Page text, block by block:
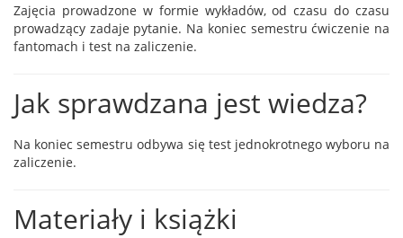
Zajęcia prowadzone w formie wykładów, od czasu do czasu
prowadzący zadaje pytanie. Na koniec semestru ćwiczenie na
fantomach i test na zaliczenie.
Jak sprawdzana jest wiedza?
Na koniec semestru odbywa się test jednokrotnego wyboru na
zaliczenie.
Materiały i książki